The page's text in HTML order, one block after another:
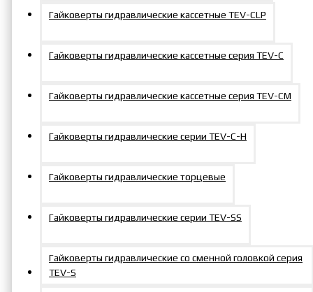
Гайковерты гидравлические кассетные TEV-CLP
Гайковерты гидравлические кассетные серия TEV-C
Гайковерты гидравлические кассетные серия TEV-СM
Гайковерты гидравлические серии TEV-C-H
Гайковерты гидравлические торцевые
Гайковерты гидравлические серии TEV-SS
Гайковерты гидравлические со сменной головкой серия
TEV-S